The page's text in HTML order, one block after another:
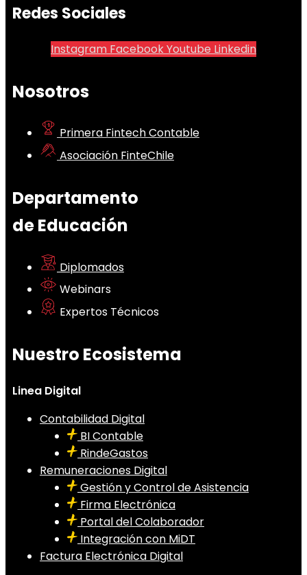
Redes Sociales
Instagram FacebookYoutube Linkedin
Nosotros
Primera Fintech Contable
Asociación FinteChile
Departamento
de Educación
Diplomados
Webinars
Expertos Técnicos
Nuestro Ecosistema
Linea Digital
Contabilidad Digital
BI Contable
RindeGastos
Remuneraciones Digital
Gestión y Control de Asistencia
Firma Electrónica
Portal del Colaborador
Integración con MiDT
Factura Electrónica Digital